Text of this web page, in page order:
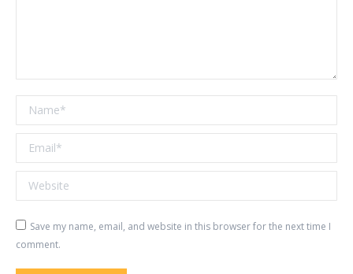
Name *
Email *
Website
Save my name, email, and website in this browser for the next time I
comment.